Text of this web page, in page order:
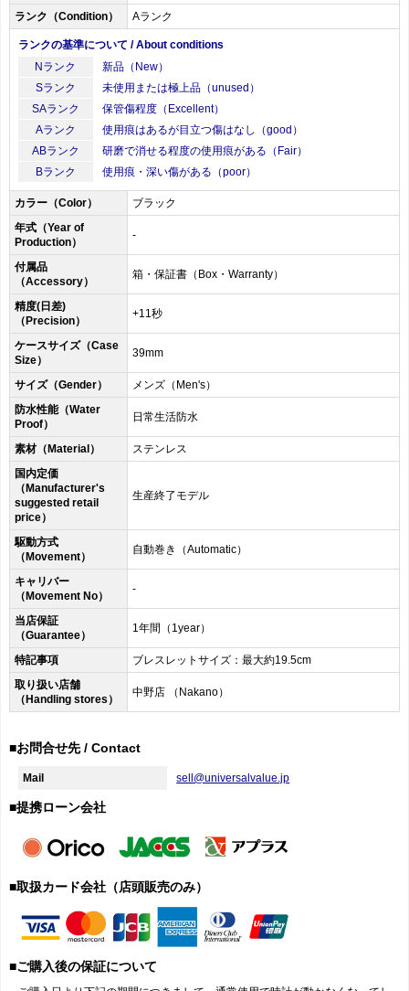
ランク（Condition）
Aランク
ランクの基準について / About conditions
Nランク
新品（New）
Sランク
未使用または極上品（unused）
SAランク
保管傷程度（Excellent）
Aランク
使用痕はあるが目立つ傷はなし（good）
ABランク
研磨で消せる程度の使用痕がある（Fair）
Bランク
使用痕・深い傷がある（poor）
カラー（Color）
ブラック
年式（Year of
Production）
-
付属品
（Accessory）
箱・保証書（Box・Warranty）
精度(日差)
（Precision）
+11秒
ケースサイズ（Case
Size）
39mm
サイズ（Gender）
メンズ（Men's）
防水性能（Water
Proof）
日常生活防水
素材（Material）
ステンレス
国内定価
（Manufacturer's
suggested retail
price）
生産終了モデル
駆動方式
（Movement）
自動巻き（Automatic）
キャリバー
（Movement No）
-
当店保証
（Guarantee）
1年間（1year）
特記事項
ブレスレットサイズ：最大約19.5cm
取り扱い店舗
（Handling stores）
中野店 （Nakano）
■お問合せ先 / Contact
Mail sell@universalvalue.jp
■提携ローン会社
■取扱カード会社（店頭販売のみ）
■ご購入後の保証について